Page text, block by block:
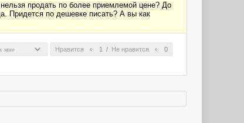
продать по более приемлемой цене? До
Придется по дешевке писать? А вы как
Нравится 1 / Не нравится 0